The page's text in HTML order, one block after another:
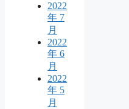
2022
年 7
月
2022
年 6
月
2022
年 5
月